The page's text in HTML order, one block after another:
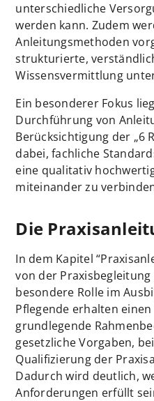
unterschiedliche
werden kann. Zudem
Anleitungsmethoden
strukturierte,
Wissensvermittlung
Ein besonderer Fokus
Durchführung von
Berücksichtigung der „6
dabei, fachliche
eine qualitativ
miteinander zu
Die
In dem Kapitel
von der
besondere Rolle im
Pflegende erhalten
grundlegende
gesetzliche Vorgaben,
Qualifizierung der
Dadurch wird deutlich,
Anforderungen erfüllt